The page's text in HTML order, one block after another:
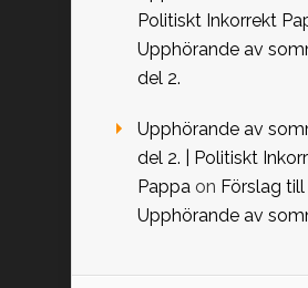
Politiskt Inkorrekt
Upphörande av
del 2.
Upphörande av
del 2. | Politiskt
Pappa on Förslag
Upphörande av